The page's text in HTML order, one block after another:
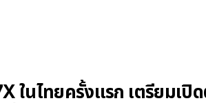
ในไทยครั้งแรก เตรียมเปิ